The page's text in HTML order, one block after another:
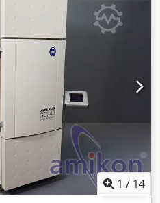
* Origineel Duitse levering *
5.975 kg * Totaalgewicht
foutmelding Sinds 1972 uw
en bedrijfswagens in
Het
heeft continu ca. 200
segmenten bestelwagens,
Wij bieden u
Bij interesse maken
voor u! Inruil van uw
is gewenst. Indien een
is, doen wij u graag een
Ons aanbod omvat
1 / 14